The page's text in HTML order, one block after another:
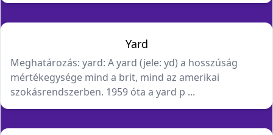
Yard
Meghatározás: yard: A yard (jele: yd) a hosszúság
mértékegysége mind a brit, mind az amerikai
szokásrendszerben. 1959 óta a yard p ...